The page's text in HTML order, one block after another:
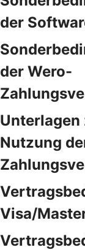
der
der Wero-
Unterlagen
Nutzung
Visa/